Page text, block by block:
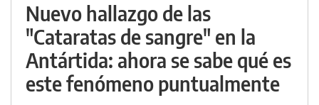
Nuevo hallazgo de las
"Cataratas de sangre" en la
Antártida: ahora se sabe qué es
este fenómeno puntualmente